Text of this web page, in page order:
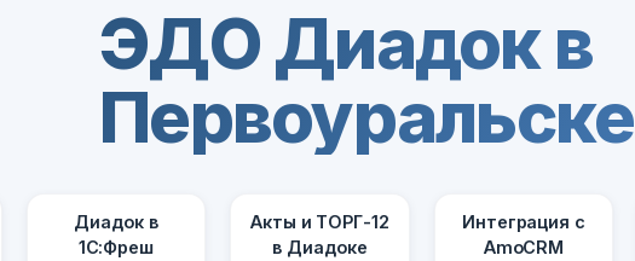
ЭДО Диадок в
Первоуральске
Диадок в
1С:Фреш
Акты и ТОРГ-12
в Диадоке
Интеграция с
AmoCRM